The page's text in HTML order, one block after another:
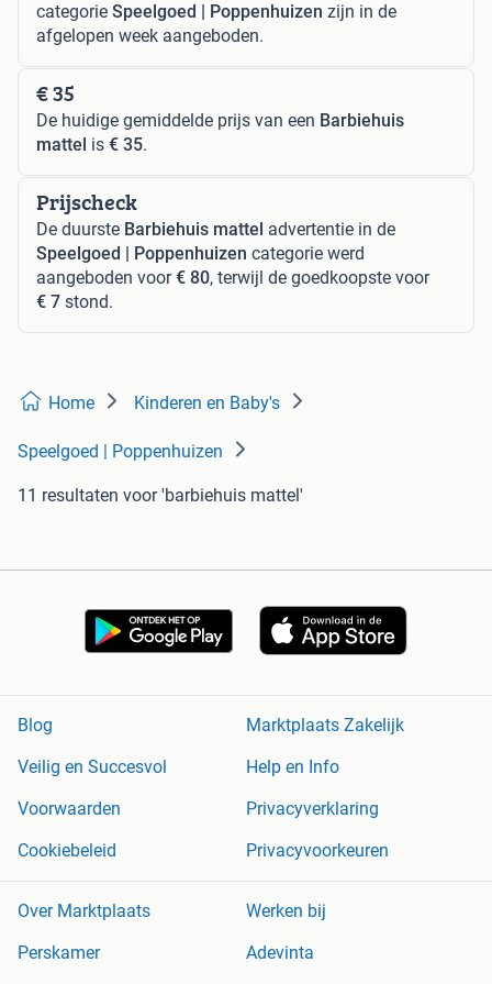
categorie Speelgoed | Poppenhuizen zijn in de
afgelopen week aangeboden.
€ 35
De huidige gemiddelde prijs van een Barbiehuis
mattel is € 35.
Prijscheck
De duurste Barbiehuis mattel advertentie in de
Speelgoed | Poppenhuizen categorie werd
aangeboden voor€ 80, terwijl de goedkoopste voor
€ 7 stond.
Home Kinderen en Baby's
Speelgoed | Poppenhuizen
11 resultaten voor 'barbiehuis mattel'
Blog
Marktplaats Zakelijk
Veilig en Succesvol
Help en Info
Voorwaarden
Privacyverklaring
Cookiebeleid
Privacyvoorkeuren
Over Marktplaats
Werken bij
Perskamer
Adevinta